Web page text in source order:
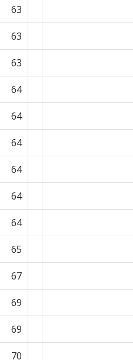
63
63
63
64
64
64
64
64
64
65
67
69
69
70